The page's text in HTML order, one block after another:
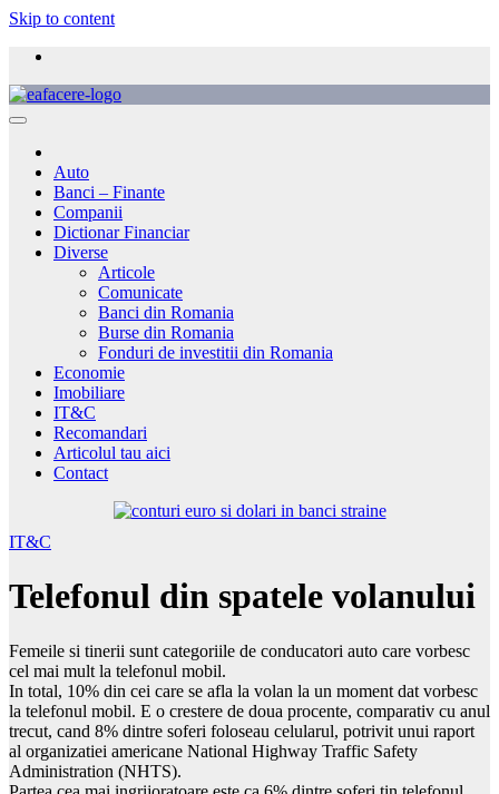
Skip to content
Auto
Banci – Finante
Companii
Dictionar Financiar
Diverse
Articole
Comunicate
Banci din Romania
Burse din Romania
Fonduri de investitii din Romania
Economie
Imobiliare
IT&C
Recomandari
Articolul tau aici
Contact
IT&C
Telefonul din spatele volanului
Femeile si tinerii sunt categoriile de conducatori auto care vorbesc
cel mai mult la telefonul mobil.
In total, 10% din cei care se afla la volan la un moment dat vorbesc
la telefonul mobil. E o crestere de doua procente, comparativ cu anul
trecut, cand 8% dintre soferi foloseau celularul, potrivit unui raport
al organizatiei americane National Highway Traffic Safety
Administration (NHTS).